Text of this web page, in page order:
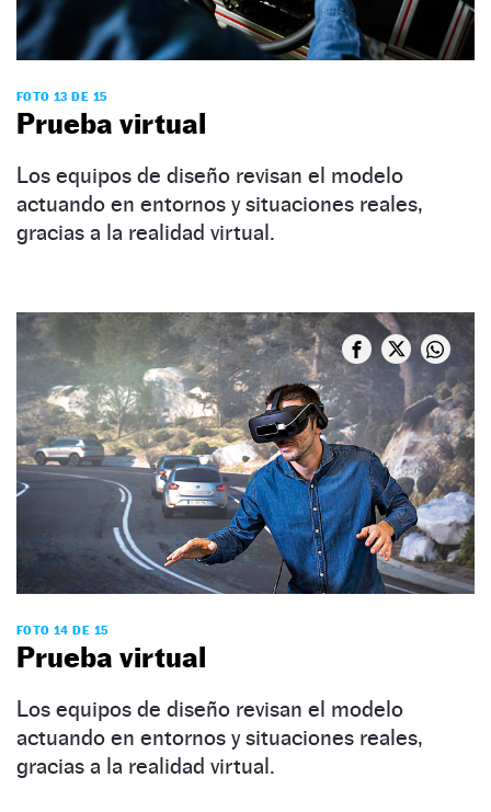
FOTO 13 DE 15
Prueba virtual
Los equipos de diseño revisan el modelo
actuando en entornos y situaciones reales,
gracias a la realidad virtual.
FOTO 14 DE 15
Prueba virtual
Los equipos de diseño revisan el modelo
actuando en entornos y situaciones reales,
gracias a la realidad virtual.